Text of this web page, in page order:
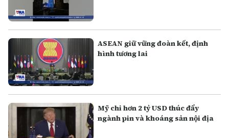
ASEAN giữ vững đoàn kết, định
hình tương lai
Mỹ chi hơn 2 tỷ USD thúc đẩy
ngành pin và khoáng sản nội địa